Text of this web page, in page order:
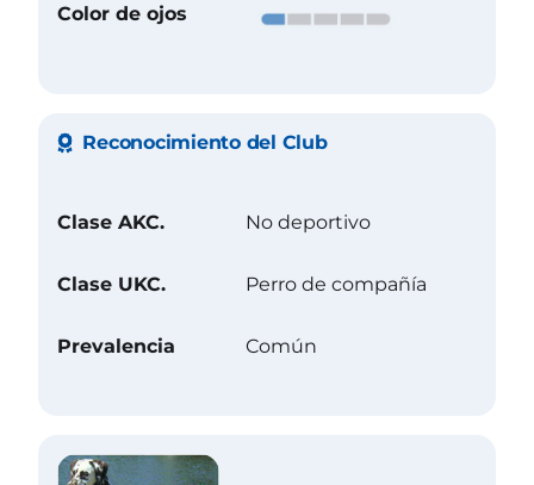
Color de ojos
Reconocimiento del Club
Clase AKC. No deportivo
Clase UKC. Perro de compañía
Prevalencia Común